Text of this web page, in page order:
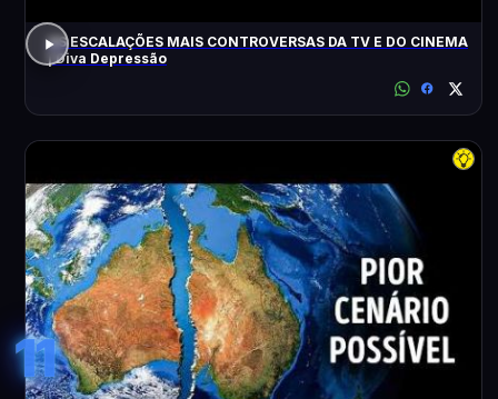
AS ESCALAÇÕES MAIS CONTROVERSAS DA TV E DO CINEMA
| Diva Depressão
11